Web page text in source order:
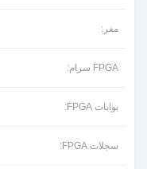
مفر:
FPGA سرام:
بوابات FPGA:
سجلات FPGA: